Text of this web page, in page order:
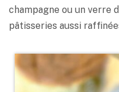
champagne ou un verre
pâtisseries aussi